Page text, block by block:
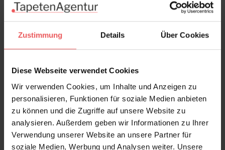
Zustimmung Details Über Cookies
Diese Webseite verwendet Cookies
Wir verwenden Cookies, um Inhalte und Anzeigen zu
personalisieren, Funktionen für soziale Medien anbieten
zu können und die Zugriffe auf unsere Website zu
analysieren. Außerdem geben wir Informationen zu Ihrer
Verwendung unserer Website an unsere Partner für
soziale Medien, Werbung und Analysen weiter. Unsere
Die Tapete Ourika Trees von Coordonné ist wirklich
Wandmotiv zeigt einen dichten Baumhain in sanften
Stein- und Erdtönen und ist - von Pflanzen inspiriert -
bekleiden auf diesem Werk die Terrassen des Ourika-
Design Ruhe und Weite. Setzen Sie einen
charismatishen Akzent in Wohnzimmer, Schlafzimmer
oder Büro. Hochwertiges Vliestapetenmaterial sorgt
für langlebige Oberfläche und klare Details.